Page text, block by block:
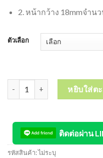
2. หน้ากว้าง 18mmจำน
ตัวเลือก
จำนวน CROCO Glitterหยิบใส่ต
ติดต่อผ่าน
รหัสสินค้า:ไม่ระบุ